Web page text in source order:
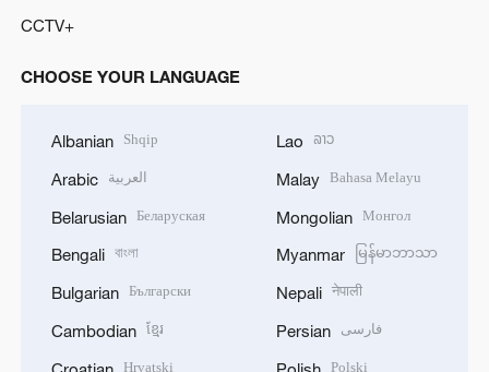
CCTV+
CHOOSE YOUR LANGUAGE
Albanian Shqip
Arabic العربية
Belarusian Беларуская
Bengali বাংলা
Bulgarian Български
Cambodian ខ្មែរ
Hrvatski
Lao ລາວ
Malay Bahasa Melayu
Mongolian Монгол
Myanmar မြန်မာဘာသာ
Nepali नेपाली
Persian فارسی
Polski